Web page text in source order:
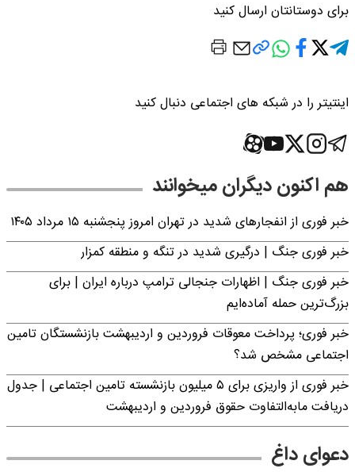
برای دوستانتان ارسال کنید
اینتیتر را در شبکه های اجتماعی دنبال کنید
هم اکنون دیگران میخوانند
خبر فوری از انفجارهای شدید در تهران امروز پنجشنبه ۱۵ مرداد ۱۴۰۵
خبر فوری جنگ | درگیری شدید در تنگه و منطقه کمزار
خبر فوری جنگ | اظهارات جنجالی ترامپ درباره ایران | برای
بزرگ‌ترین حمله آماده‌ایم
خبر فوری؛ پرداخت معوقات فروردین و اردیبهشت بازنشستگان تامین
اجتماعی مشخص شد؟
خبر فوری از واریزی برای ۵ میلیون‌ بازنشسته تامین اجتماعی | جدول
دریافت مابه‌التفاوت حقوق فروردین و اردیبهشت
دعوای داغ